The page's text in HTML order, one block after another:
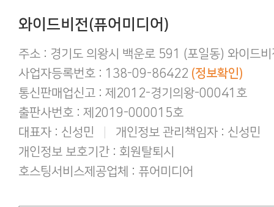
애플(맥 IOS 및 아이폰) 다운로드 오
간편하게 결제하기!
구매 후 후기작성 방법!
와이드비전(퓨어미디어)
주소 : 경기도 의왕시 백운로 591 (포일동) 와이드비
사업자등록번호 : 138-09-86422 (정보확인)
통신판매업신고 : 제2012-경기의왕-00041호
출판사번호 : 제2019-000015호
대표자 : 신성민
개인정보 관리책임자 : 신성민
개인정보 보호기간 : 회원탈퇴시
호스팅서비스제공업체 : 퓨어미디어